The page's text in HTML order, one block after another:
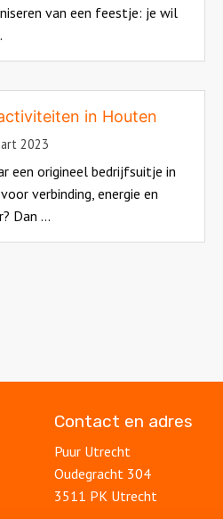
van een feestje: je wil
in Houten
2023
een origineel bedrijfsuitje in
verbinding, energie en
Dan ...
Contact en adres
Puur Utrecht
Oudegracht 304
3511 PK Utrecht